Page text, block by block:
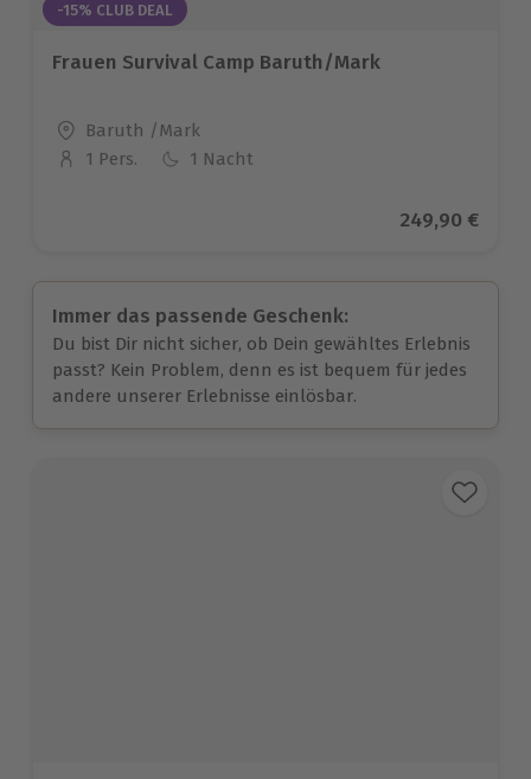
-15% CLUB DEAL
Frauen Survival Camp Baruth/Mark
Standort
Baruth /Mark
Anzahl der Teilnehmer
1 Pers. 1 Nacht
Aktueller
249,90 €
Immer das passende Geschenk:
Du bist Dir nicht sicher, ob Dein gewähltes Erlebnis
passt? Kein Problem, denn es ist bequem für jedes
andere unserer Erlebnisse einlösbar.